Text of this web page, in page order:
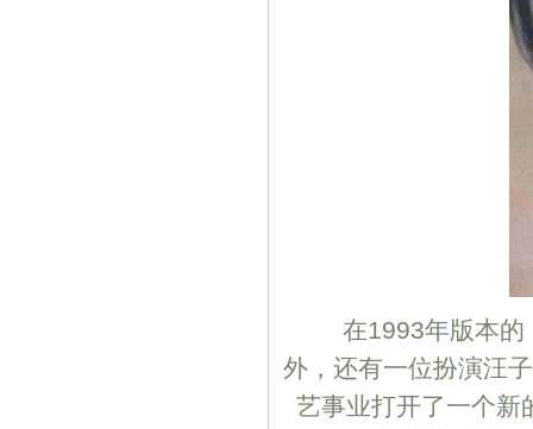
在1993年版本的《
外，还有一位扮演汪
艺事业打开了一个新